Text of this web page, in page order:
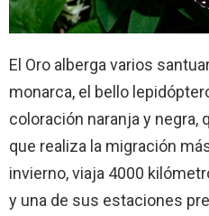
El Oro alberga varios
monarca, el bello
coloración naranja y
que realiza la migración
invierno, viaja 4000
y una de sus estaciones